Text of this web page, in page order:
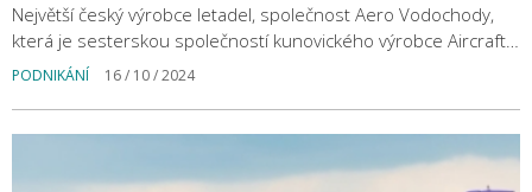
Největší český výrobce letadel, společnost Aero Vodochody,
která je sesterskou společností kunovického výrobce Aircraft…
PODNIKÁNÍ 16 / 10 / 2024